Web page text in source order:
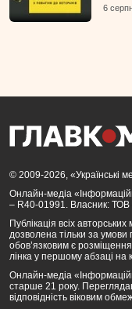
6
© 2009-2026, «Українські
Онлайн-медіа
– R40-01991. Власник: ТОВ
Публікація всіх
дозволена тільки за умови
обов’язковим є
лінка у першому абзаці на
Онлайн-медіа
старше 21 року.
відповідність віковим